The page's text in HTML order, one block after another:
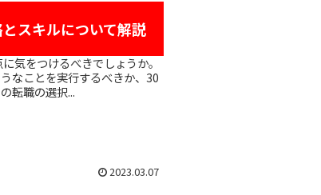
スキルについて解説
なことを実行するべきか、30
転職の選択...
2023.03.07